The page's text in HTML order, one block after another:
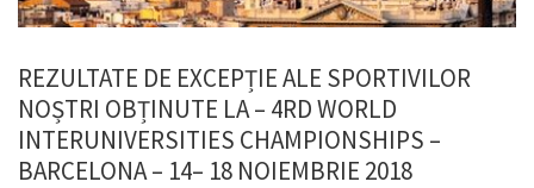
REZULTATE DE EXCEPȚIE ALE SPORTIVILOR
NOȘTRI OBȚINUTE LA – 4RD WORLD
INTERUNIVERSITIES CHAMPIONSHIPS –
BARCELONA – 14– 18 NOIEMBRIE 2018